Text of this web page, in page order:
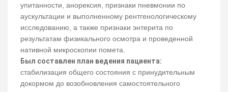
упитанности, анорексия, признаки пневмонии по
аускультации и выполненному рентгенологическому
исследованию, а также признаки энтерита по
результатам физикального осмотра и проведенной
нативной микроскопии помета.
Был составлен план ведения пациента:
стабилизация общего состояния с принудительным
докормом до возобновления самостоятельного